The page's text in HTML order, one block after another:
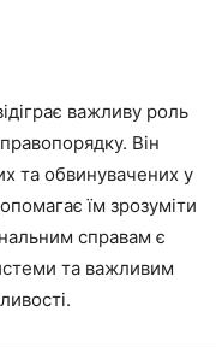
важливу роль
Він
та обвинувачених у
їм зрозуміти
справам є
та важливим